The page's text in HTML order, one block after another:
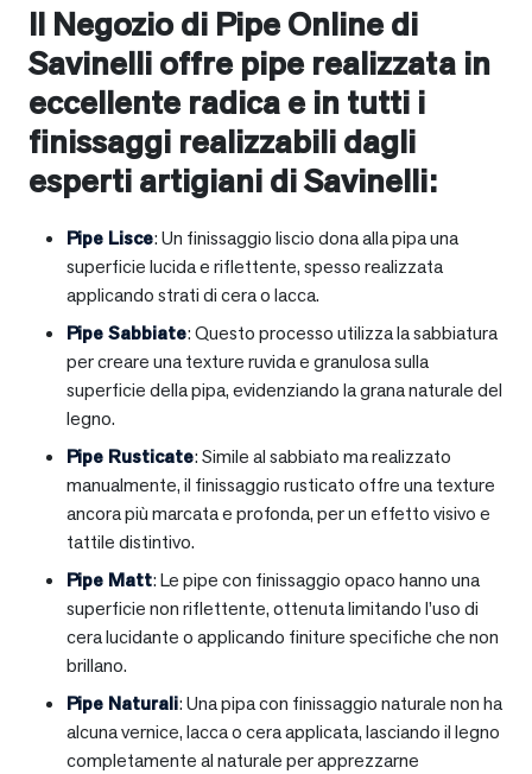
Il Negozio di Pipe Online di
Savinelli offre pipe realizzata in
eccellente radica e in tutti i
finissaggi realizzabili dagli
esperti artigiani di Savinelli:
Pipe Lisce: Un finissaggio liscio dona alla pipa una
superficie lucida e riflettente, spesso realizzata
applicando strati di cera o lacca.
Pipe Sabbiate: Questo processo utilizza la sabbiatura
per creare una texture ruvida e granulosa sulla
superficie della pipa, evidenziando la grana naturale del
legno.
Pipe Rusticate: Simile al sabbiato ma realizzato
manualmente, il finissaggio rusticato offre una texture
ancora più marcata e profonda, per un effetto visivo e
tattile distintivo.
Pipe Matt: Le pipe con finissaggio opaco hanno una
superficie non riflettente, ottenuta limitando l’uso di
cera lucidante o applicando finiture specifiche che non
brillano.
Pipe Naturali: Una pipa con finissaggio naturale non ha
alcuna vernice, lacca o cera applicata, lasciando il legno
completamente al naturale per apprezzarne